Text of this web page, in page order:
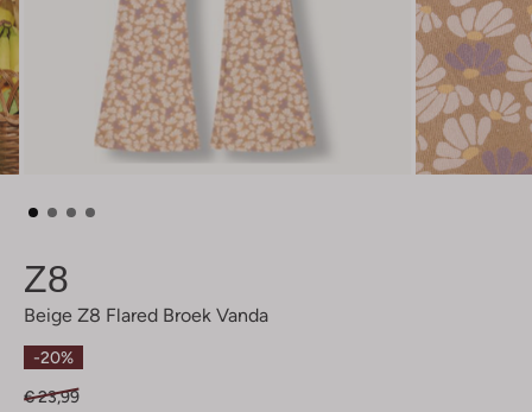
Z8
Beige Z8 Flared Broek Vanda
-20%
€ 23,99